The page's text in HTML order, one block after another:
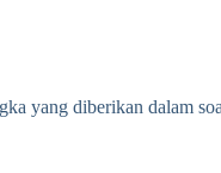
yang diberikan dalam